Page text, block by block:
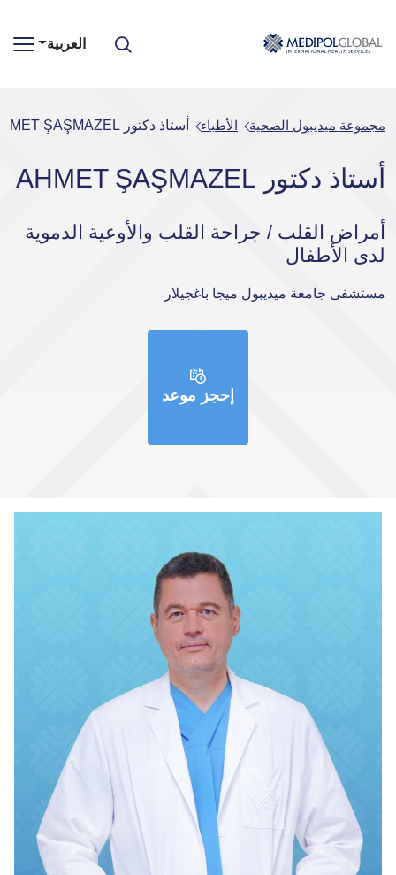
العربية
مجموعة ميديبول الصحية الأطباء أستاذ دكتور AHMET ŞAŞMAZEL
أستاذ دكتور AHMET ŞAŞMAZEL
أمراض القلب / جراحة القلب والأوعية الدموية
لدى الأطفال
مستشفى جامعة ميديبول ميجا باغجيلار
إحجز موعد